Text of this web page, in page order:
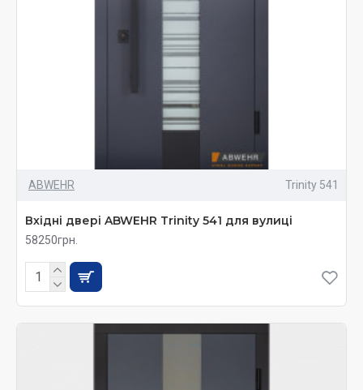
ABWEHR Trinity 541
Вхідні двері ABWEHR Trinity 541 для вулиці
58250грн.